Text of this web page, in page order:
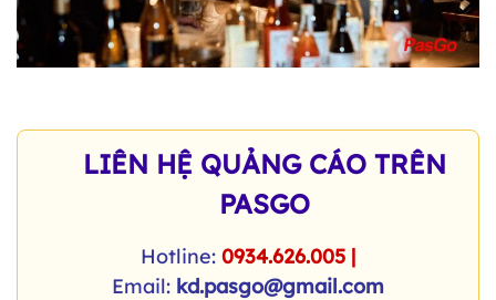
LIÊN HỆ QUẢNG CÁO TRÊN
PASGO
Hotline: 0934.626.005 |
Email: kd.pasgo@gmail.com